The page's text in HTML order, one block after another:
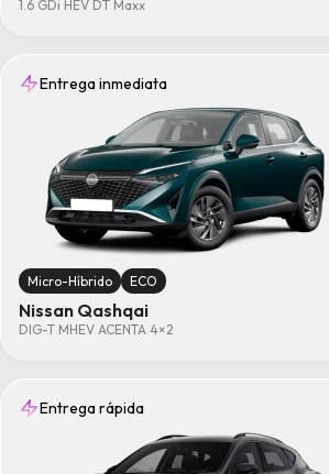
1.6 GDi HEV DT Maxx
Entrega inmediata
Micro-Híbrido ECO
Nissan Qashqai
DIG-T MHEV ACENTA 4×2
Entrega rápida